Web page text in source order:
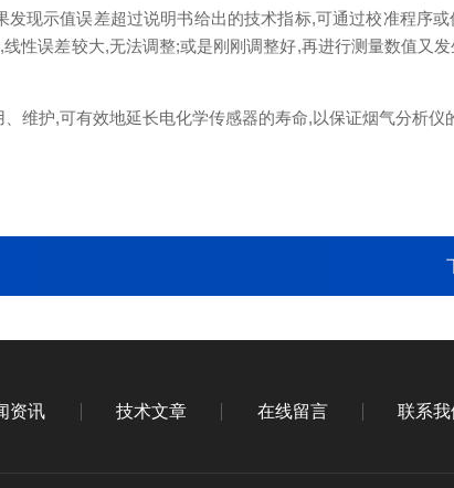
现示值误差超过说明书给出的技术指标,可通过校准程序
性误差较大,无法调整;或是刚刚调整好,再进行测量数值又
维护,可有效地延长电化学传感器的寿命,以保证烟气分析仪
资讯 技术文章 在线留言 联系我